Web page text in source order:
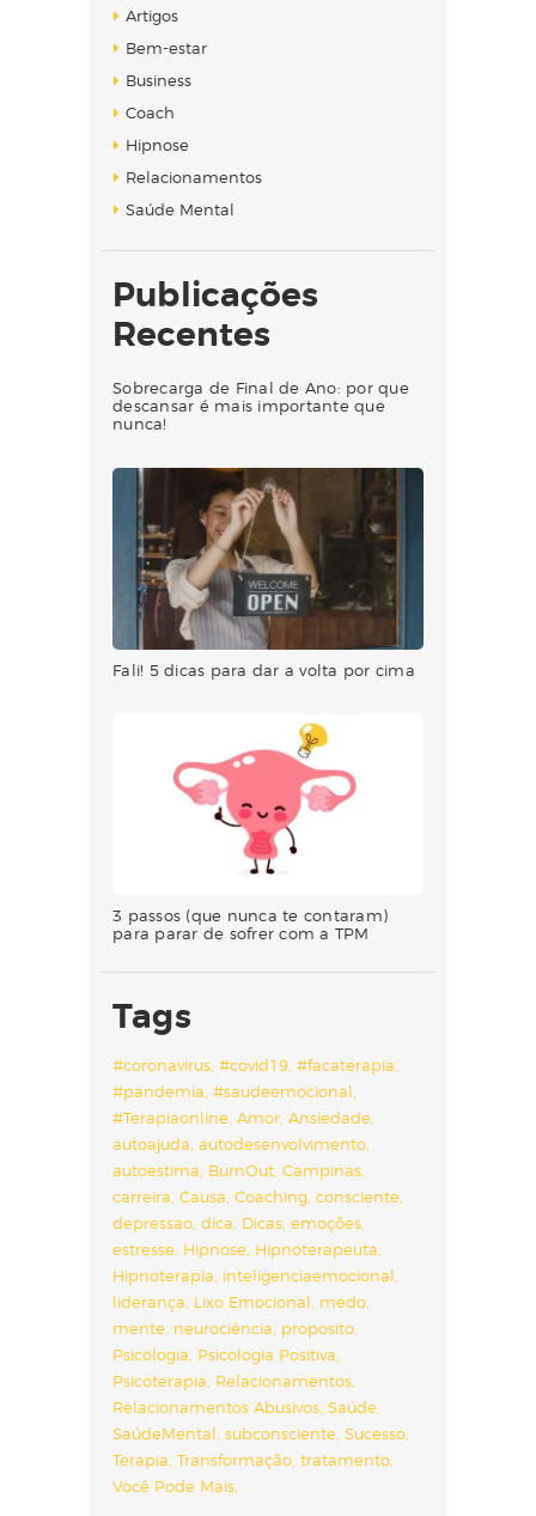
Artigos
Bem-estar
Business
Coach
Hipnose
Relacionamentos
Saúde Mental
Publicações
Recentes
Sobrecarga de Final de Ano: por que
descansar é mais importante que
nunca!
Fali! 5 dicas para dar a volta por cima
3 passos (que nunca te contaram)
para parar de sofrer com a TPM
Tags
#coronavirus #covid19 #facaterapia
#pandemia #saudeemocional
#Terapiaonline Amor Ansiedade
autoajuda autodesenvolvimento
autoestima BurnOut Campinas
carreira Causa Coaching consciente
depressao dica Dicas emoções
estresse Hipnose Hipnoterapeuta
Hipnoterapia inteligenciaemocional
liderança Lixo Emocional medo
mente neurociência proposito
Psicologia Psicologia Positiva
Psicoterapia Relacionamentos
Relacionamentos Abusivos Saúde
SaúdeMental subconsciente Sucesso
Terapia Transformação tratamento
Você Pode Mais